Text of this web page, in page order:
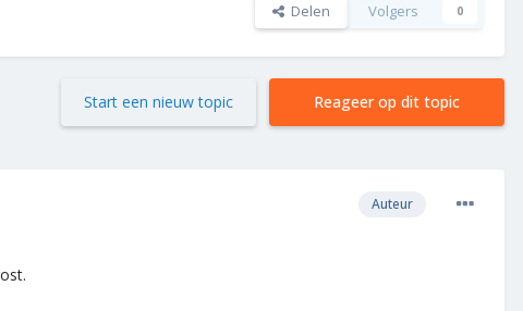
Delen Volgers 0
Reageer op dit topic
Start een nieuw topic
Auteur